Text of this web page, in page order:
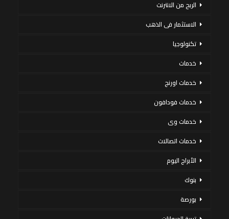
الربح من الانترنت
الاستثمار فى الذهب
تكنولوجيا
خدمات
خدمات اورنج
خدمات فودافون
خدمات وى
خدمات اتصالات
الأبراج اليوم
بنوك
بورصة